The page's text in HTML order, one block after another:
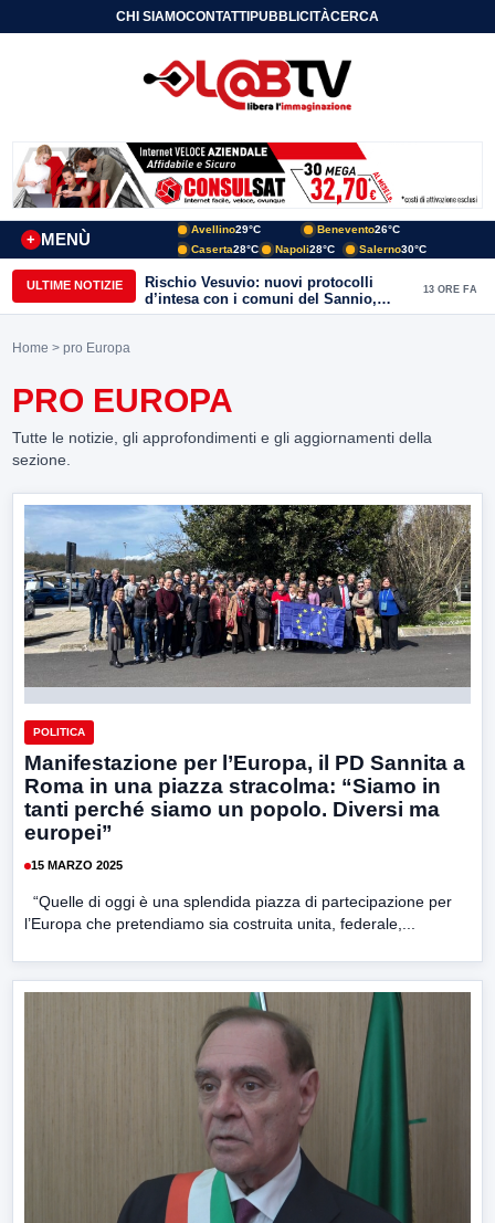
CHI SIAMOCONTATTIPUBBLICITÀCERCA
MENÙ
+
Avellino29°C Benevento26°C
Caserta28°C Napoli28°C Salerno30°C
ULTIME NOTIZIE
Rischio Vesuvio: nuovi protocolli
d’intesa con i comuni del Sannio,
firmato il protocollo con Arpaise
13 ORE FA
Home > pro Europa
PRO EUROPA
Tutte le notizie, gli approfondimenti e gli aggiornamenti della
sezione.
POLITICA
Manifestazione per l’Europa, il PD Sannita a
Roma in una piazza stracolma: “Siamo in
tanti perché siamo un popolo. Diversi ma
europei”
15 MARZO 2025
“Quelle di oggi è una splendida piazza di partecipazione per
l’Europa che pretendiamo sia costruita unita, federale,...